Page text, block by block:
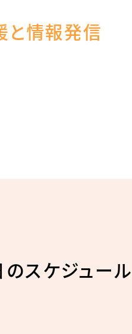
と情報発信
スケジュール